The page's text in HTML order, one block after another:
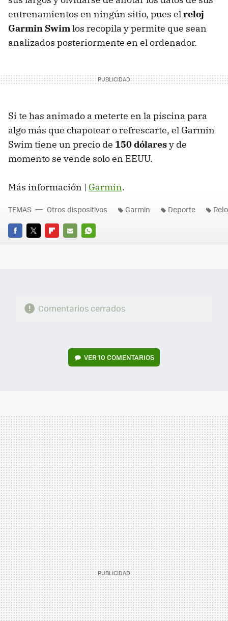
entrenamientos en ningún sitio, pues elreloj
Garmin Swimlos recopila y permite que sean
analizados posteriormente en el ordenador.
Si te has animado a meterte en la piscina para
algo más que chapotear o refrescarte, el Garmin
Swim tiene un precio de 150 dólaresy de
momento se vende solo en EEUU.
Más información | Garmin.
FACEBOOK
TWITTERFLIPBOARD
E-
WHATSAPP
TEMAS Otros dispositivos Garmin Deporte
Comentarios cerrados
VER10 COMENTARIOS